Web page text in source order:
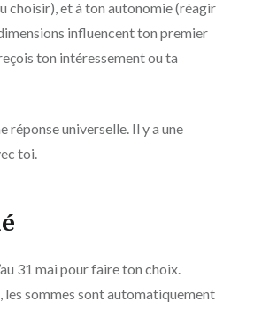
choisir), et à ton autonomie (réagir
influencent ton premier
ton intéressement ou ta
réponse universelle. Il y a une
toi.
31 mai pour faire ton choix.
les sommes sont automatiquement